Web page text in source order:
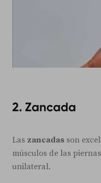
2. Zancada
Las zancadas son
músculos de las
unilateral.